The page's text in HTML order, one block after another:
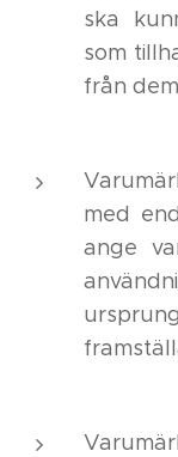
ska
som
från
med
ange